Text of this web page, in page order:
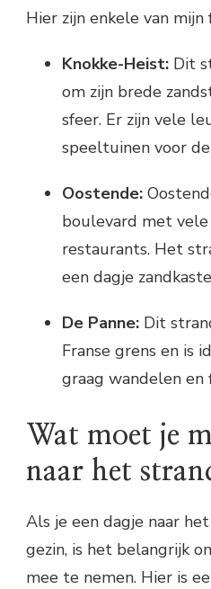
Hier zijn enkele van mijn
Knokke-Heist: Dit
om zijn brede
sfeer. Er zijn vele
speeltuinen voor
Oostende:
boulevard met
restaurants. Het
een dagje
De Panne: Dit
Franse grens en is
graag wandelen en
Wat moet je
naar het
Als je een dagje naar
gezin, is het belangrijk
mee te nemen. Hier is